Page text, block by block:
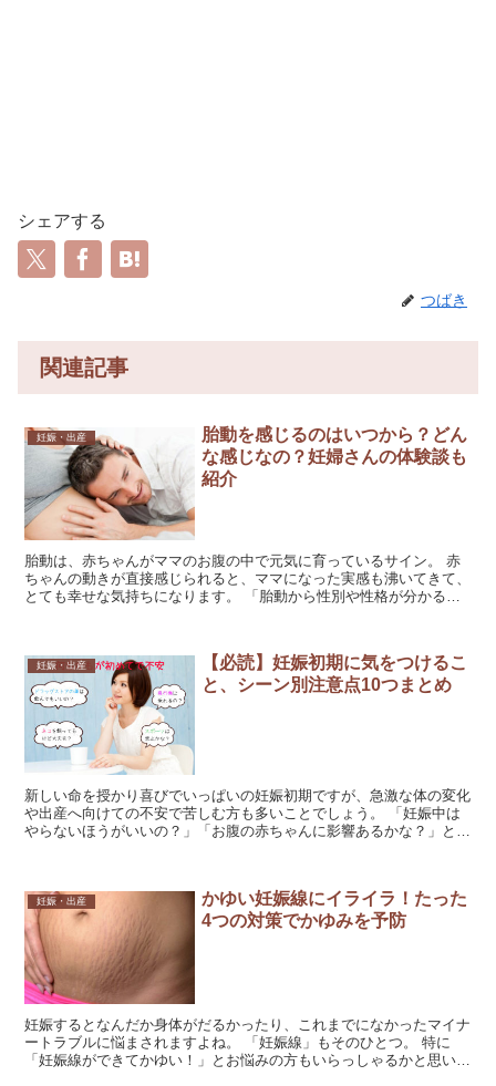
シェアする
つばき
関連記事
妊娠・出産
胎動を感じるのはいつから？どん
な感じなの？妊婦さんの体験談も
紹介
胎動は、赤ちゃんがママのお腹の中で元気に育っているサイン。 赤
ちゃんの動きが直接感じられると、ママになった実感も沸いてきて、
とても幸せな気持ちになります。 「胎動から性別や性格が分かる」
妊娠・出産
【必読】妊娠初期に気をつけるこ
と、シーン別注意点10つまとめ
新しい命を授かり喜びでいっぱいの妊娠初期ですが、急激な体の変化
や出産へ向けての不安で苦しむ方も多いことでしょう。 「妊娠中は
やらないほうがいいの？」「お腹の赤ちゃんに影響あるかな？」と
妊娠・出産
かゆい妊娠線にイライラ！たった
4つの対策でかゆみを予防
妊娠するとなんだか身体がだるかったり、これまでになかったマイナ
ートラブルに悩まされますよね。 「妊娠線」もそのひとつ。 特に
「妊娠線ができてかゆい！」とお悩みの方もいらっしゃるかと思いま